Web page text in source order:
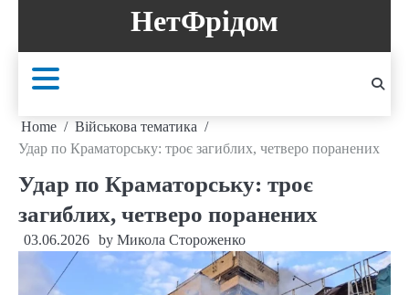
content
НетФрідом
Home
Військова тематика
Удар по Краматорську: троє загиблих, четверо поранених
Удар по Краматорську: троє
загиблих, четверо поранених
03.06.2026 by Микола Стороженко